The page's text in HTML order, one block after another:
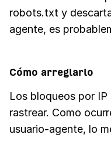
robots.txt y
agente, es
Cómo arreglarlo
Los bloqueos por
rastrear. Como
usuario-agente, lo